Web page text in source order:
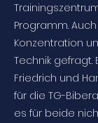
Programm.
Konzentration
Technik gefragt.
Friedrich und
für die TG-
es für beide